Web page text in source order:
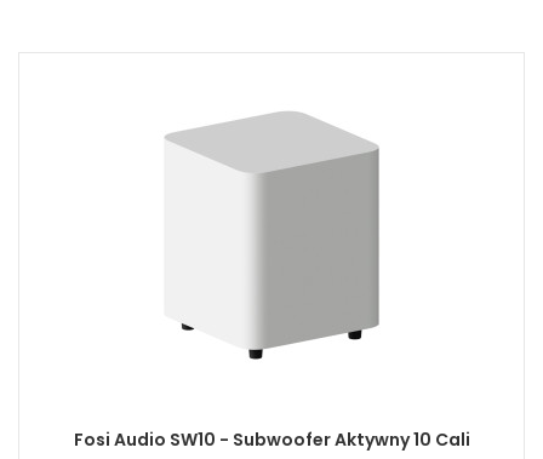
Fosi Audio SW10 - Subwoofer Aktywny 10 Cali